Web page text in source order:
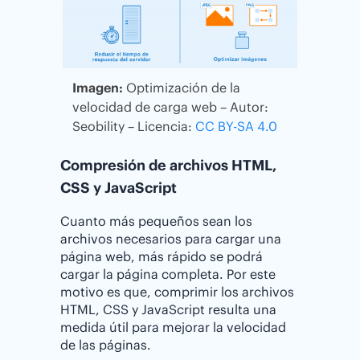
Imagen: Optimización de la
velocidad de carga web – Autor:
Seobility – Licencia: CC BY-SA 4.0
Compresión de archivos HTML,
CSS y JavaScript
Cuanto más pequeños sean los
archivos necesarios para cargar una
página web, más rápido se podrá
cargar la página completa. Por este
motivo es que, comprimir los archivos
HTML, CSS y JavaScript resulta una
medida útil para mejorar la velocidad
de las páginas.